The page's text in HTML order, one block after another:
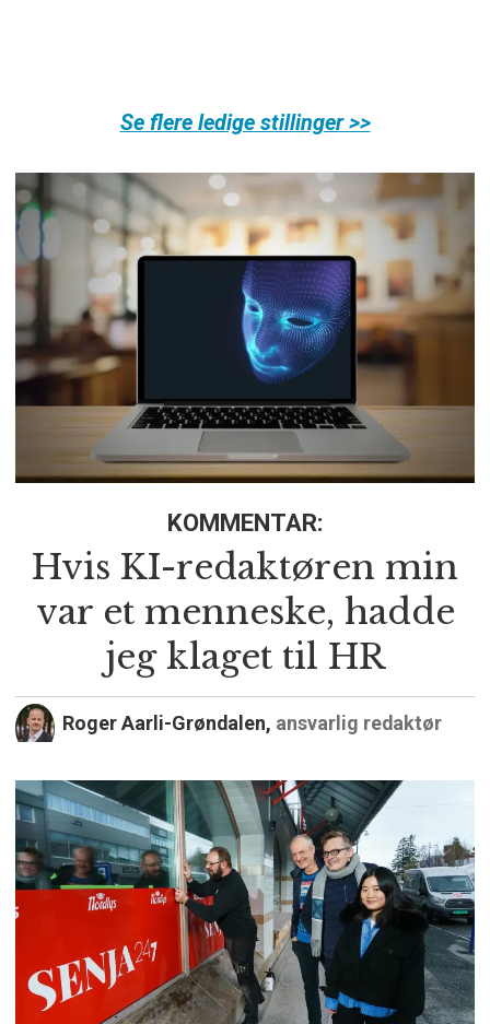
Se flere ledige stillinger >>
KOMMENTAR:
Hvis KI-redaktøren min
var et menneske, hadde
jeg klaget til HR
Roger Aarli-Grøndalen, ansvarlig redaktør